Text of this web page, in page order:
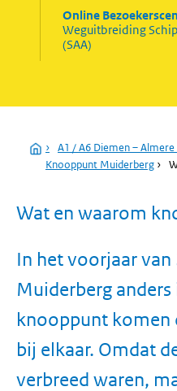
Online
Weguitbreiding
(SAA)
Home
› A1 / A6 Diemen –
Knooppunt Muiderberg ›
Wat en waarom
In het voorjaar
Muiderberg
knooppunt komen
bij elkaar. Omdat
verbreed waren,